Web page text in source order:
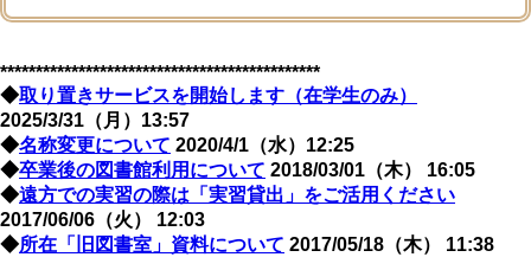
*********************************************
◆取り置きサービスを開始します（在学生のみ）
2025/3/31（月）13:57
◆名称変更について 2020/4/1（水）12:25
◆卒業後の図書館利用について 2018/03/01（木） 16:05
◆遠方での実習の際は「実習貸出」をご活用ください
2017/06/06（火） 12:03
◆所在「旧図書室」資料について 2017/05/18（木） 11:38